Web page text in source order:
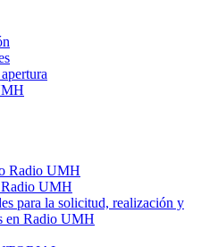
Radio UMH
UMH
para la solicitud, realización y
en Radio UMH